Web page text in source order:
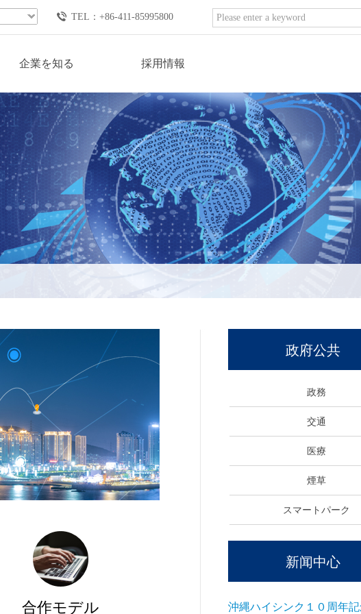
TEL： +86-411-85995800
企業を知る 採用情報
政府公共
政務
交通
医療
煙草
スマートパーク
新闻中心
合作モデル 沖縄ハイシンク１０周年